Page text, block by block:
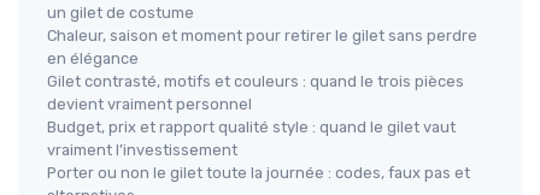
un gilet de costume
Chaleur, saison et moment pour retirer le gilet sans perdre
en élégance
Gilet contrasté, motifs et couleurs : quand le trois pièces
devient vraiment personnel
Budget, prix et rapport qualité style : quand le gilet vaut
vraiment l’investissement
Porter ou non le gilet toute la journée : codes, faux pas et